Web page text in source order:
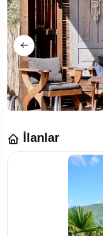
İlanlar